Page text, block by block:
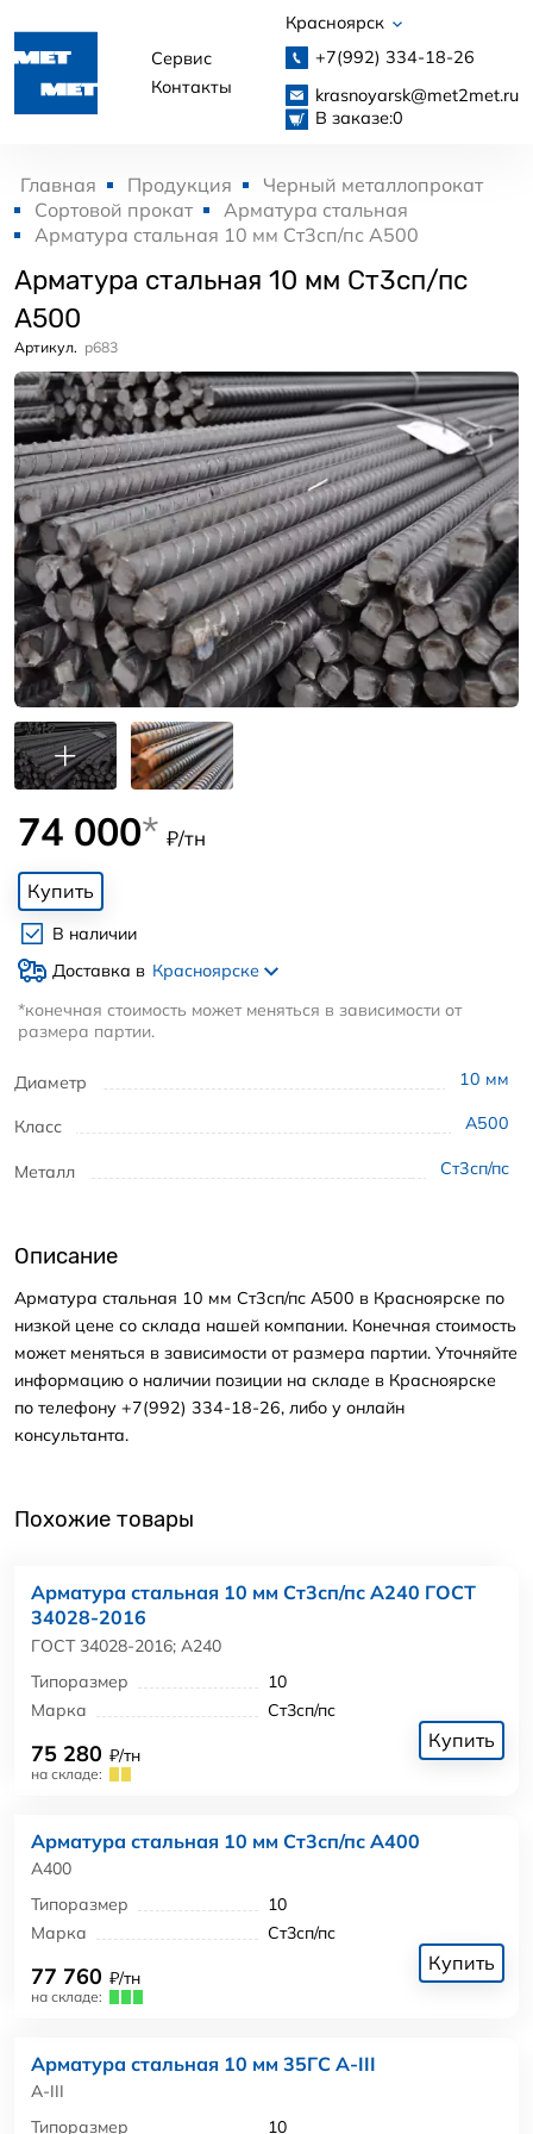
Сервис
Контакты
Красноярск
+7(992) 334-18-26
krasnoyarsk@met2met.ru
В заказе:0
Главная Продукция
Черный металлопрокат
Сортовой прокат
Арматура стальная
Арматура стальная 10 мм Ст3сп/пс А500
Арматура стальная 10 мм Ст3сп/пс
А500
Артикул. p683
Диаметр 10 мм
Класс А500
Металл Ст3сп/пс
74 000* ₽/тн
Купить
В наличии
Доставка в Красноярске
*конечная стоимость может меняться в зависимости от
размера партии.
Описание
Арматура стальная 10 мм Ст3сп/пс А500 в Красноярске по
низкой цене со склада нашей компании. Конечная стоимость
может меняться в зависимости от размера партии. Уточняйте
информацию о наличии позиции на складе в Красноярске
по телефону +7(992) 334-18-26, либо у онлайн
консультанта.
Похожие товары
Арматура стальная 10 мм Ст3сп/пс А240 ГОСТ
34028-2016
ГОСТ 34028-2016; А240
Типоразмер
10
Марка
Ст3сп/пс
75 280 ₽/тн
на складе:
Купить
Арматура стальная 10 мм Ст3сп/пс А400
А400
Типоразмер
10
Марка
Ст3сп/пс
77 760 ₽/тн
на складе:
Купить
Арматура стальная 10 мм 35ГС А-III
А-III
Типоразмер
10